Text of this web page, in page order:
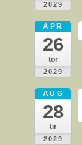
2029
APR
26
tor
2029
AUG
28
tir
2029